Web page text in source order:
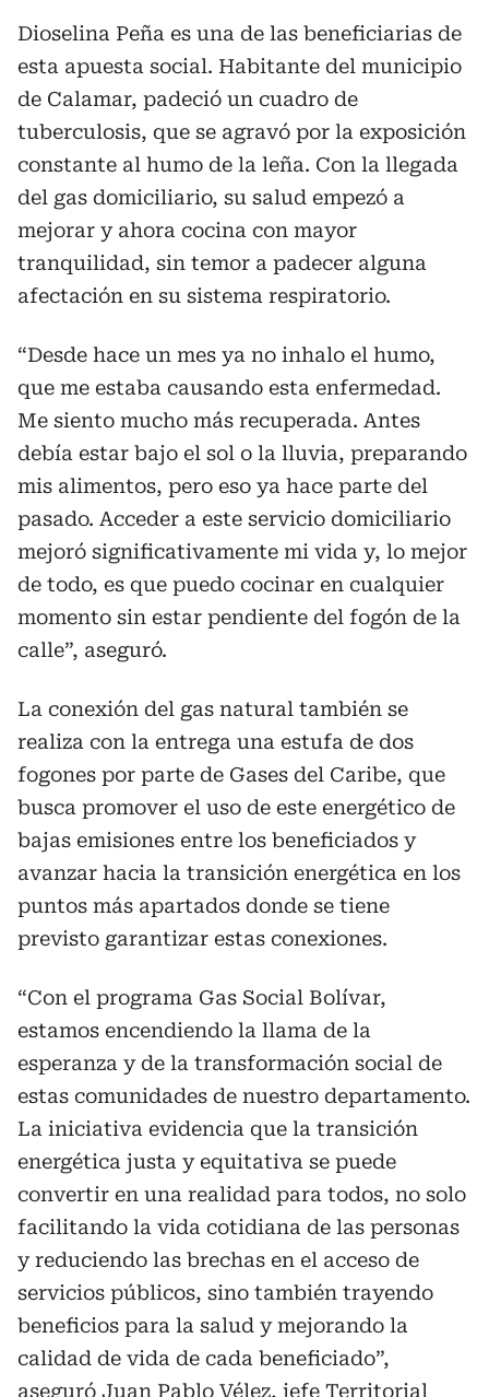
Dioselina Peña es una de las beneficiarias de
esta apuesta social. Habitante del municipio
de Calamar, padeció un cuadro de
tuberculosis, que se agravó por la exposición
constante al humo de la leña. Con la llegada
del gas domiciliario, su salud empezó a
mejorar y ahora cocina con mayor
tranquilidad, sin temor a padecer alguna
afectación en su sistema respiratorio.
“Desde hace un mes ya no inhalo el humo,
que me estaba causando esta enfermedad.
Me siento mucho más recuperada. Antes
debía estar bajo el sol o la lluvia, preparando
mis alimentos, pero eso ya hace parte del
pasado. Acceder a este servicio domiciliario
mejoró significativamente mi vida y, lo mejor
de todo, es que puedo cocinar en cualquier
momento sin estar pendiente del fogón de la
calle”, aseguró.
La conexión del gas natural también se
realiza con la entrega una estufa de dos
fogones por parte de Gases del Caribe, que
busca promover el uso de este energético de
bajas emisiones entre los beneficiados y
avanzar hacia la transición energética en los
puntos más apartados donde se tiene
previsto garantizar estas conexiones.
“Con el programa Gas Social Bolívar,
estamos encendiendo la llama de la
esperanza y de la transformación social de
estas comunidades de nuestro departamento.
La iniciativa evidencia que la transición
energética justa y equitativa se puede
convertir en una realidad para todos, no solo
facilitando la vida cotidiana de las personas
y reduciendo las brechas en el acceso de
servicios públicos, sino también trayendo
beneficios para la salud y mejorando la
calidad de vida de cada beneficiado”,
aseguró Juan Pablo Vélez, jefe Territorial